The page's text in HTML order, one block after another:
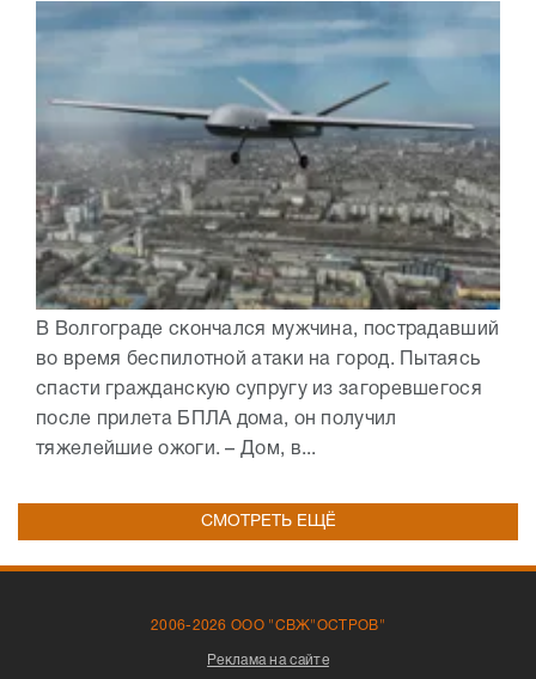
В Волгограде скончался мужчина, пострадавший
во время беспилотной атаки на город. Пытаясь
спасти гражданскую супругу из загоревшегося
после прилета БПЛА дома, он получил
тяжелейшие ожоги. – Дом, в...
СМОТРЕТЬ ЕЩЁ
2006-2026 ООО "СВЖ"ОСТРОВ"
Реклама на сайте